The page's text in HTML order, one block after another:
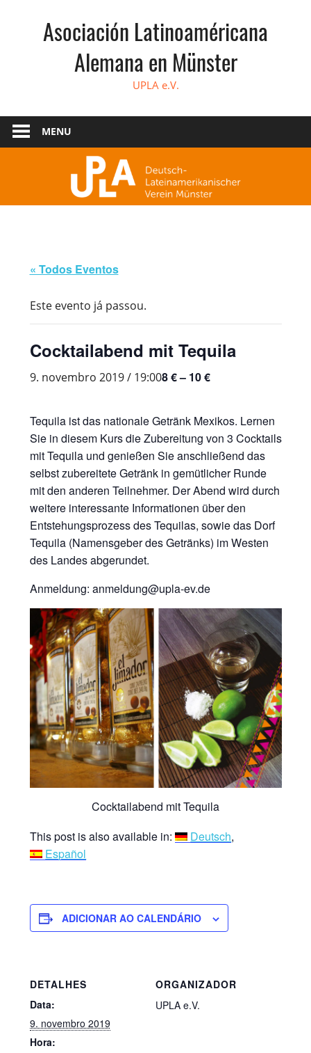
Asociación Latinoaméricana
Alemana en Münster
UPLA e.V.
MENU
« Todos Eventos
Este evento já passou.
Cocktailabend mit Tequila
9. novembro 2019 / 19:008 € – 10 €
Tequila ist das nationale Getränk Mexikos. Lernen
Sie in diesem Kurs die Zubereitung von 3 Cocktails
mit Tequila und genießen Sie anschließend das
selbst zubereitete Getränk in gemütlicher Runde
mit den anderen Teilnehmer. Der Abend wird durch
weitere interessante Informationen über den
Entstehungsprozess des Tequilas, sowie das Dorf
Tequila (Namensgeber des Getränks) im Westen
des Landes abgerundet.
Anmeldung: anmeldung@upla-ev.de
Cocktailabend mit Tequila
This post is also available in:
Deutsch
Español
ADICIONAR AO CALENDÁRIO
DETALHES
Data:
9. novembro 2019
Hora:
ORGANIZADOR
UPLA e.V.